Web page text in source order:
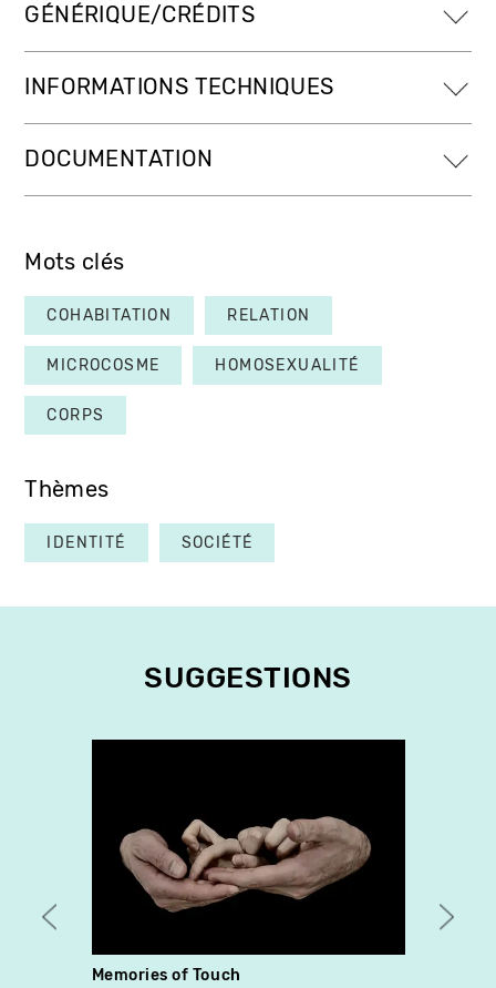
GÉNÉRIQUE/CRÉDITS
INFORMATIONS TECHNIQUES
DOCUMENTATION
Mots clés
COHABITATION RELATION
MICROCOSME HOMOSEXUALITÉ
CORPS
Thèmes
IDENTITÉ SOCIÉTÉ
SUGGESTIONS
Memories of Touch